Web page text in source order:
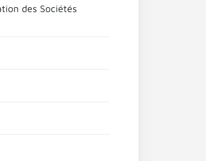
des Sociétés